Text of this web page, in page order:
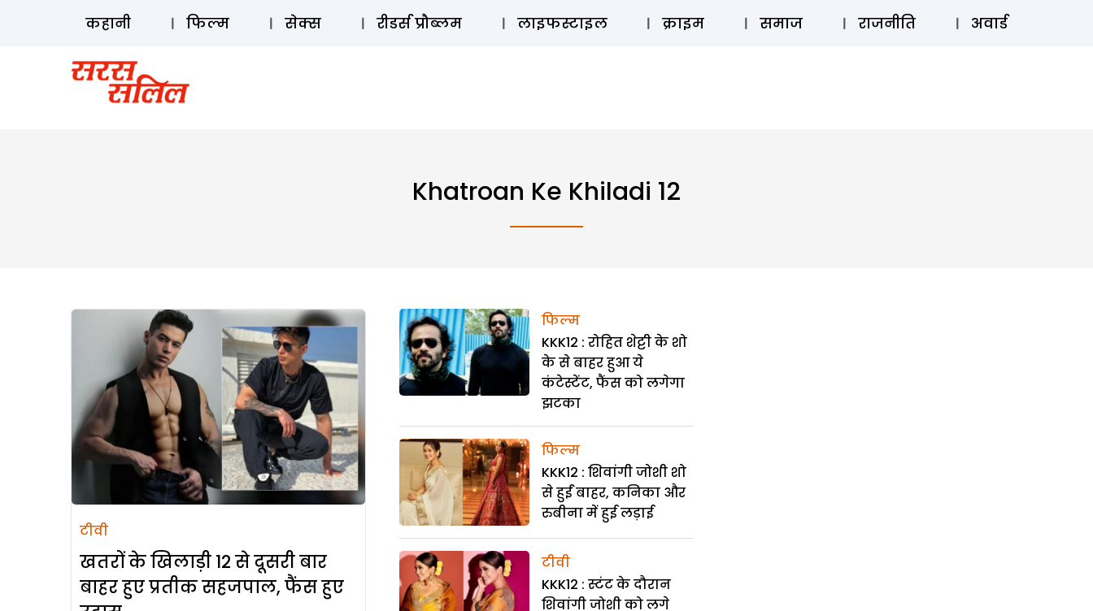
ऑडियो स्टोरी लॉग इन ⚲ SUBSCRIBE
कहानी फिल्म सेक्स रीडर्स प्रौब्लम लाइफस्टाइल क्राइम समाज राजनीति अवार्ड
Khatroan Ke Khiladi 12
टीवी
खतरों के खिलाड़ी 12 से दूसरी बार
बाहर हुए प्रतीक सहजपाल, फैंस हुए
फिल्म
KKK12 : रोहित शेट्टी के शो
के से बाहर हुआ ये
कंटेस्टेंट, फैंस को लगेगा
झटका
फिल्म
KKK12 : शिवांगी जोशी शो
से हुईं बाहर, कनिका और
रुबीना में हुई लड़ाई
टीवी
KKK12 : स्टंट के दौरान
शिवांगी जोशी को लगे